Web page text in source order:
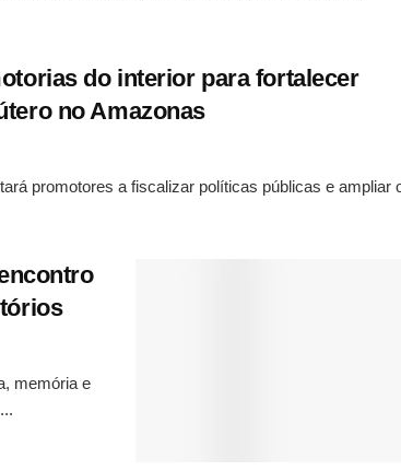
do interior para fortalecer
no Amazonas
promotores a fiscalizar políticas públicas e ampliar
memória e